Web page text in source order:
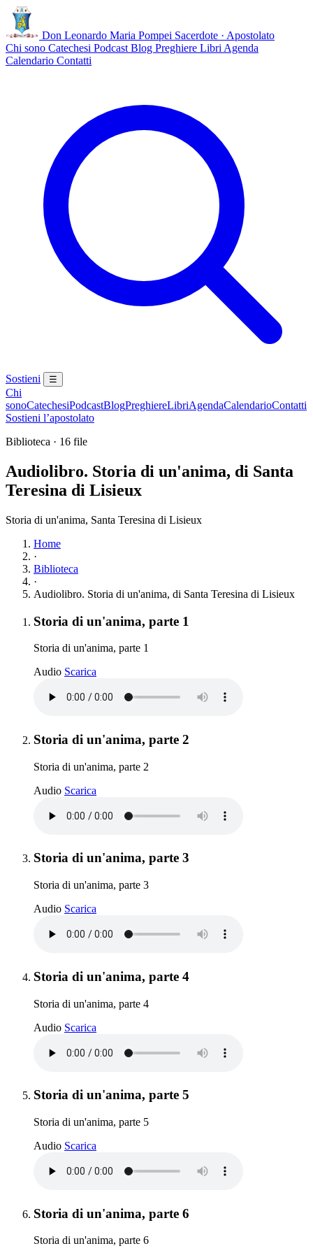
Don Leonardo Maria Pompei Sacerdote · Apostolato
Chi sono Catechesi Podcast Blog Preghiere Libri Agenda
Calendario Contatti
Sostieni ☰
Chi
sonoCatechesiPodcastBlogPreghiereLibriAgendaCalendarioContatti
Sostieni l’apostolato
Biblioteca · 16 file
Audiolibro. Storia di un'anima, di Santa
Teresina di Lisieux
Storia di un'anima, Santa Teresina di Lisieux
Home
·
Biblioteca
·
Audiolibro. Storia di un'anima, di Santa Teresina di Lisieux
Elenco dei contenuti
Elemento 1:
Storia di un'anima, parte 1
Storia di un'anima, parte 1
Audio Scarica
Elemento 2:
Storia di un'anima, parte 2
Storia di un'anima, parte 2
Audio Scarica
Elemento 3:
Storia di un'anima, parte 3
Storia di un'anima, parte 3
Audio Scarica
Elemento 4:
Storia di un'anima, parte 4
Storia di un'anima, parte 4
Audio Scarica
Elemento 5:
Storia di un'anima, parte 5
Storia di un'anima, parte 5
Audio Scarica
Elemento 6:
Storia di un'anima, parte 6
Storia di un'anima, parte 6